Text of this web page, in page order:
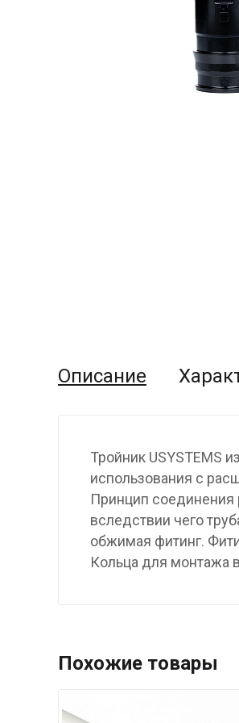
Описание
Тройник USYSTEMS
использования с
Принцип соединения
вследствии чего
обжимая фитинг.
Кольца для монтажа
Похожие товары